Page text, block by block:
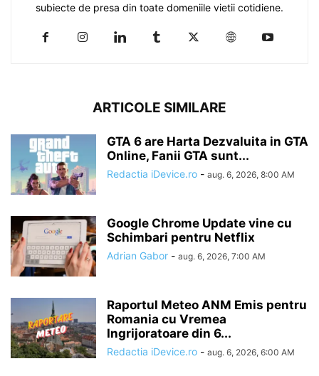
subiecte de presa din toate domeniile vietii cotidiene.
ARTICOLE SIMILARE
GTA 6 are Harta Dezvaluita in GTA
Online, Fanii GTA sunt...
Redactia iDevice.ro - aug. 6, 2026, 8:00 AM
Google Chrome Update vine cu
Schimbari pentru Netflix
Adrian Gabor - aug. 6, 2026, 7:00 AM
Raportul Meteo ANM Emis pentru
Romania cu Vremea
Ingrijoratoare din 6...
Redactia iDevice.ro - aug. 6, 2026, 6:00 AM